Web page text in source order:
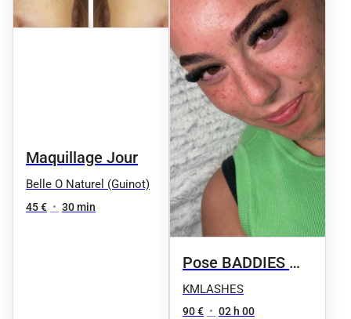
Maquillage Jour
Belle O Naturel (Guinot)
45 € • 30 min
Pose BADDIES 🪽
🫦19-25mm XXL
KMLASHES
90 € • 02 h 00